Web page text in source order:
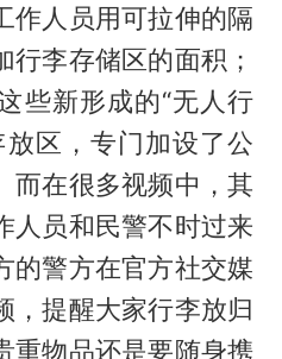
作人员用可拉伸的隔
李存储区的面积；
些新形成的“无人行
区，专门加设了公
而在很多视频中，其
人员和民警不时过来
的警方在官方社交媒
，提醒大家行李放归
重物品还是要随身携